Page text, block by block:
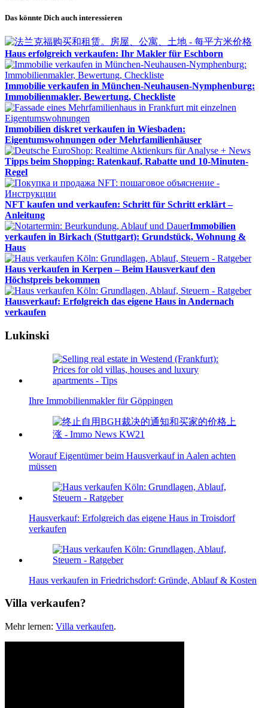
Das könnte Dich auch interessieren
Haus erfolgreich verkaufen: Ihr Makler für Eschborn
Immobilie verkaufen in München-Neuhausen-Nymphenburg:
Immobilienmakler, Bewertung, Checkliste
Immobilien diskret verkaufen in Wiesbaden:
Eigentumswohnungen oder Mehrfamilienhäuser
Tipps beim Shopping: Ratenkauf, Rabatte und 10-Minuten-
Regel
NFT kaufen und verkaufen: Schritt für Schritt erklärt –
Anleitung
Immobilien
verkaufen in Birkach (Stuttgart): Grundstück, Wohnung &
Haus
Haus verkaufen in Kerpen – Beim Hausverkauf den
Höchstpreis bekommen
Hausverkauf: Erfolgreich das eigene Haus in Andernach
verkaufen
Lukinski
Ihre Immobilienmakler für Göppingen
Worauf Eigentümer beim Hausverkauf in Aalen achten
müssen
Hausverkauf: Erfolgreich das eigene Haus in Troisdorf
verkaufen
Haus verkaufen in Friedrichsdorf: Gründe, Ablauf & Kosten
Villa verkaufen?
Mehr lernen: Villa verkaufen.